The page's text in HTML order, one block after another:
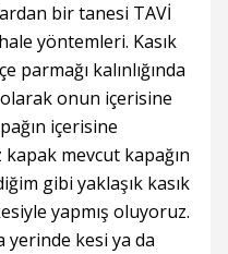
bir tanesi TAVİ
yöntemleri. Kasık
parmağı kalınlığında
onun içerisine
içerisine
mevcut kapağın
gibi yaklaşık kasık
yapmış oluyoruz.
kesi ya da